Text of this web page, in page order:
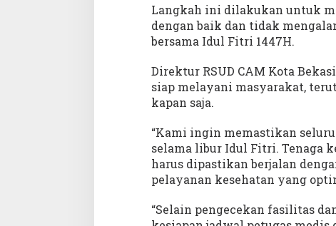
Langkah ini dilakukan untuk
dengan baik dan tidak
bersama Idul Fitri 1447H.
Direktur RSUD CAM Kota
siap melayani masyarakat,
kapan saja.
“Kami ingin memastikan
selama libur Idul Fitri. Tenaga
harus dipastikan berjalan
pelayanan kesehatan yang
“Selain pengecekan fasilitas